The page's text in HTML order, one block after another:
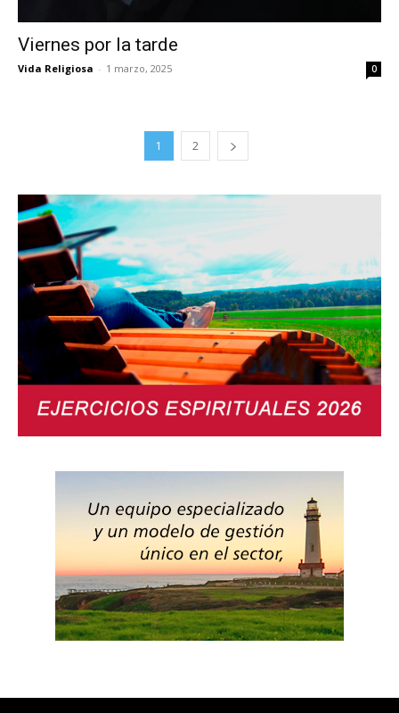
Viernes por la tarde
Vida Religiosa - 1 marzo, 2025 0
1 2